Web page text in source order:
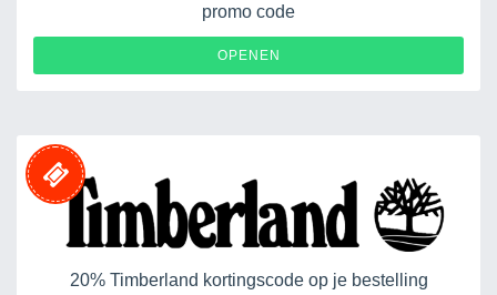
promo code
OPENEN
20% Timberland kortingscode op je bestelling